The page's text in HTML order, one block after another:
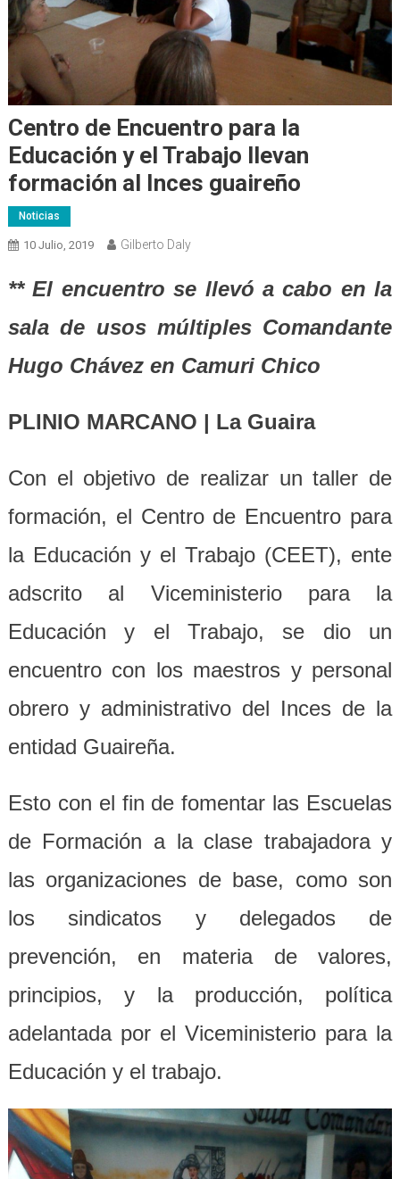
Centro de Encuentro para la
Educación y el Trabajo llevan
formación al Inces guaireño
Noticias
10 Julio, 2019 Gilberto Daly
** El encuentro se llevó a cabo en la
sala de usos múltiples Comandante
Hugo Chávez en Camuri Chico
PLINIO MARCANO | La Guaira
Con el objetivo de realizar un taller de
formación, el Centro de Encuentro para
la Educación y el Trabajo (CEET), ente
adscrito al Viceministerio para la
Educación y el Trabajo, se dio un
encuentro con los maestros y personal
obrero y administrativo del Inces de la
entidad Guaireña.
Esto con el fin de fomentar las Escuelas
de Formación a la clase trabajadora y
las organizaciones de base, como son
los sindicatos y delegados de
prevención, en materia de valores,
principios, y la producción, política
adelantada por el Viceministerio para la
Educación y el trabajo.